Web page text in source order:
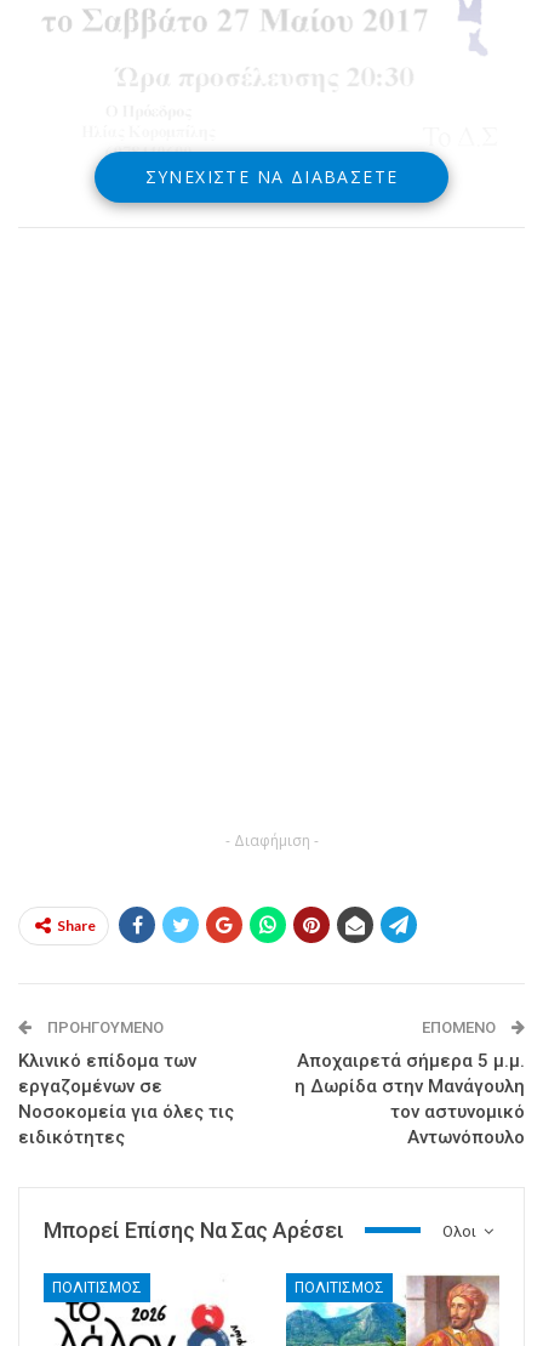
ΣΥΝΕΧΊΣΤΕ ΝΑ ΔΙΑΒΆΣΕΤΕ
- Διαφήμιση -
Share
ΠΡΟΗΓΟΎΜΕΝΟ
Κλινικό επίδομα των
εργαζομένων σε
Νοσοκομεία για όλες τις
ειδικότητες
ΕΠΌΜΕΝΟ
Αποχαιρετά σήμερα 5 μ.μ.
η Δωρίδα στην Μανάγουλη
τον αστυνομικό
Αντωνόπουλο
Ολοι
Μπορεί Επίσης Να Σας Αρέσει
ΠΟΛΙΤΙΣΜΟΣ ΠΟΛΙΤΙΣΜΟΣ